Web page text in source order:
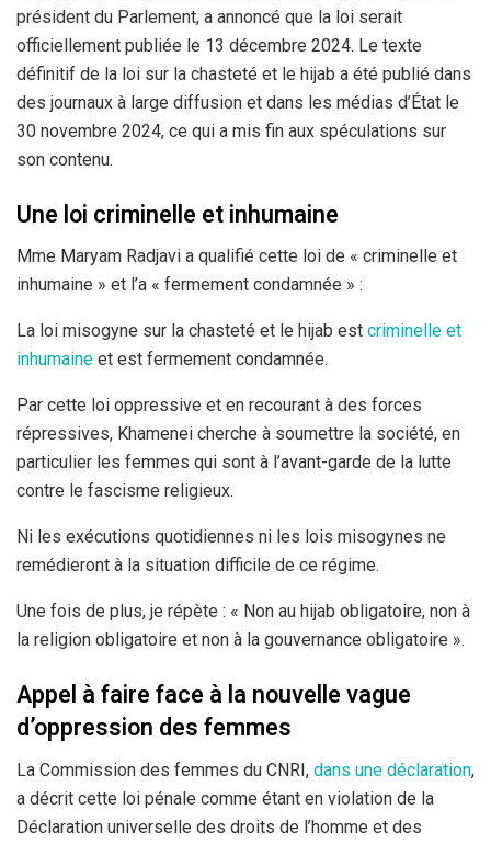
président du Parlement, a annoncé que la loi serait
officiellement publiée le 13 décembre 2024. Le texte
définitif de la loi sur la chasteté et le hijab a été publié dans
des journaux à large diffusion et dans les médias d’État le
30 novembre 2024, ce qui a mis fin aux spéculations sur
son contenu.
Une loi criminelle et inhumaine
Mme Maryam Radjavi a qualifié cette loi de « criminelle et
inhumaine » et l’a « fermement condamnée » :
La loi misogyne sur la chasteté et le hijab est criminelle et
inhumaine et est fermement condamnée.
Par cette loi oppressive et en recourant à des forces
répressives, Khamenei cherche à soumettre la société, en
particulier les femmes qui sont à l’avant-garde de la lutte
contre le fascisme religieux.
Ni les exécutions quotidiennes ni les lois misogynes ne
remédieront à la situation difficile de ce régime.
Une fois de plus, je répète : « Non au hijab obligatoire, non à
la religion obligatoire et non à la gouvernance obligatoire ».
Appel à faire face à la nouvelle vague
d’oppression des femmes
La Commission des femmes du CNRI, dans une déclaration,
a décrit cette loi pénale comme étant en violation de la
Déclaration universelle des droits de l’homme et des